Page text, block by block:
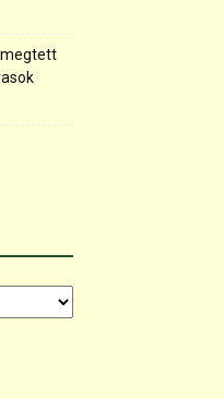
megtett